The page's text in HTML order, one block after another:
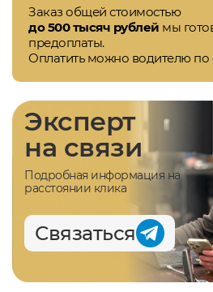
Заказ общей стоимостью
до 500 тысяч рублей мы
предоплаты.
Оплатить можно водителю по
Эксперт
на связи
Подробная информация на
расстоянии клика
Связаться